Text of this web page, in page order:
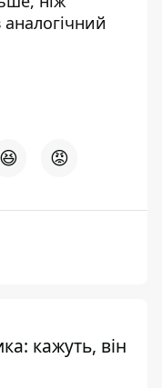
аналогічний
😆 😡
кажуть, він